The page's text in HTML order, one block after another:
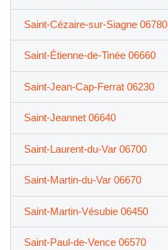
Saint-Cézaire-sur-Siagne 06780
Saint-Étienne-de-Tinée 06660
Saint-Jean-Cap-Ferrat 06230
Saint-Jeannet 06640
Saint-Laurent-du-Var 06700
Saint-Martin-du-Var 06670
Saint-Martin-Vésubie 06450
Saint-Paul-de-Vence 06570